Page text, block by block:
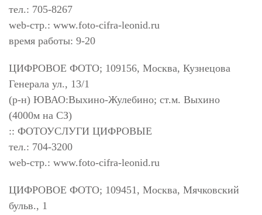
тел.: 705-8267
web-стр.: www.foto-cifra-leonid.ru
время работы: 9-20
ЦИФРОВОЕ ФОТО; 109156, Москва, Кузнецова
Генерала ул., 13/1
(р-н) ЮВАО:Выхино-Жулебино; ст.м. Выхино
(4000м на СЗ)
:: ФОТОУСЛУГИ ЦИФРОВЫЕ
тел.: 704-3200
web-стр.: www.foto-cifra-leonid.ru
ЦИФРОВОЕ ФОТО; 109451, Москва, Мячковский
бульв., 1